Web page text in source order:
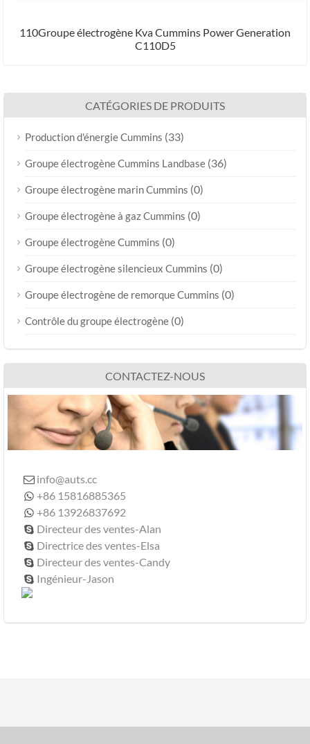
110Groupe électrogène Kva Cummins Power Generation
C110D5
CATÉGORIES DE PRODUITS
Production d'énergie Cummins (33)
Groupe électrogène Cummins Landbase (36)
Groupe électrogène marin Cummins (0)
Groupe électrogène à gaz Cummins (0)
Groupe électrogène Cummins (0)
Groupe électrogène silencieux Cummins (0)
Groupe électrogène de remorque Cummins (0)
Contrôle du groupe électrogène (0)
CONTACTEZ-NOUS
 info@auts.cc
 +86 15816885365
 +86 13926837692
 Directeur des ventes-Alan
 Directrice des ventes-Elsa
 Directeur des ventes-Candy
 Ingénieur-Jason